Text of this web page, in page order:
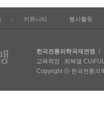
커뮤니티 봉사활동
한국전통의학국제연맹
교육학장 : 최복열
Copyright ⓒ 한국전통의